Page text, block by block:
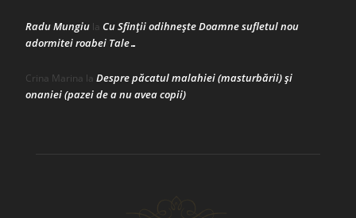
Radu Mungiu la Cu Sfinții odihnește Doamne sufletul nou
adormitei roabei Tale…
Crina Marina la Despre păcatul malahiei (masturbării) şi
onaniei (pazei de a nu avea copii)